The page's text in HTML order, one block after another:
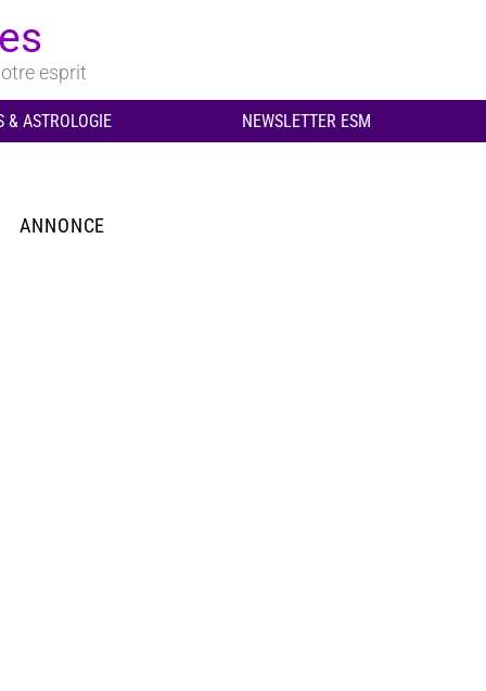
esprit
& ASTROLOGIE NEWSLETTER ESM
ANNONCE